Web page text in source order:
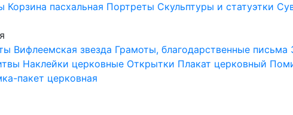
Корзина пасхальная Портреты Скульптуры и статуэтки
Вифлеемская звезда Грамоты, благодарственные письма
Наклейки церковные Открытки Плакат церковный
пакет церковная